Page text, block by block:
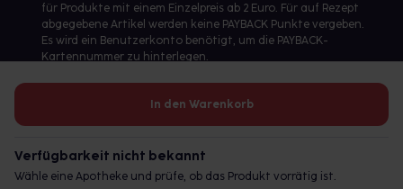
In den Warenkorb
Verfügbarkeit nicht bekannt
Wähle eine Apotheke und prüfe, ob das Produkt vorrätig ist.
für Produkte mit einem Einzelpreis ab 2 Euro. Für auf Rezept
abgegebene Artikel werden keine PAYBACK Punkte vergeben.
Es wird ein Benutzerkonto benötigt, um die PAYBACK-
Kartennummer zu hinterlegen.
Betreiber des Portals und verantwortlich: gesund.de GmbH &
© 2026 gesund.de GmbH & Co. KG